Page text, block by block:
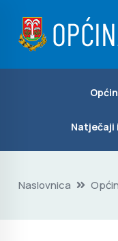
Natječaji
Naslovnica